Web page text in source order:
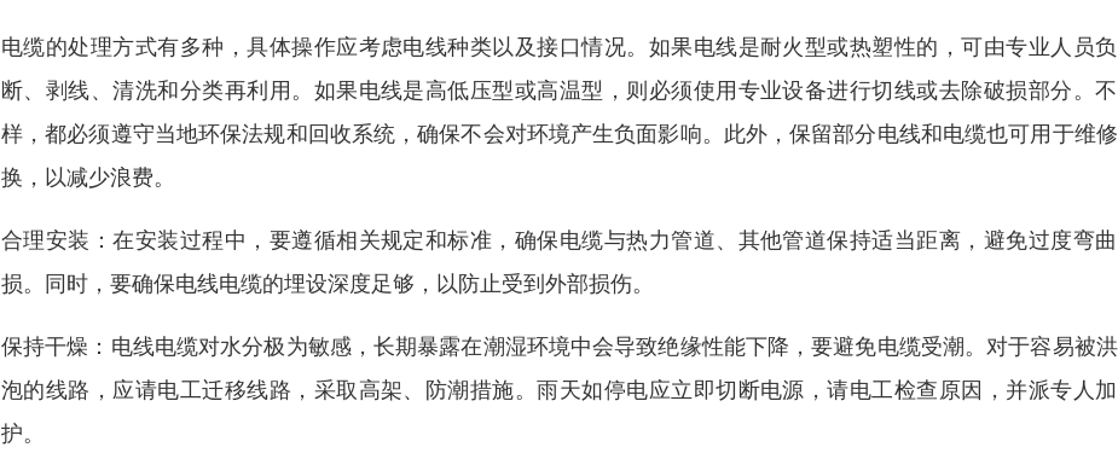
电缆的处理方式有多种，具体操作应考虑电线种类以及接口情况。如果电线是耐火型或热塑性的，可由专业人员
断、剥线、清洗和分类再利用。如果电线是高低压型或高温型，则必须使用专业设备进行切线或去除破损部分。
样，都必须遵守当地环保法规和回收系统，确保不会对环境产生负面影响。此外，保留部分电线和电缆也可用于维
换，以减少浪费。
合理安装：在安装过程中，要遵循相关规定和标准，确保电缆与热力管道、其他管道保持适当距离，避免过度弯
损。同时，要确保电线电缆的埋设深度足够，以防止受到外部损伤。
保持干燥：电线电缆对水分极为敏感，长期暴露在潮湿环境中会导致绝缘性能下降，要避免电缆受潮。对于容易被
泡的线路，应请电工迁移线路，采取高架、防潮措施。雨天如停电应立即切断电源，请电工检查原因，并派专人
护。